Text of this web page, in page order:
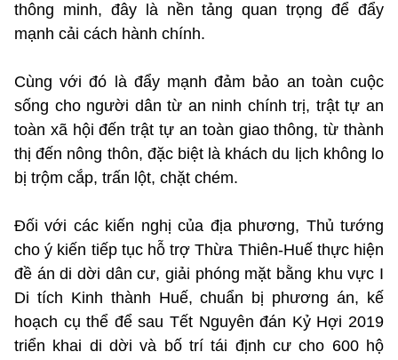
thông minh, đây là nền tảng quan trọng để đẩy
mạnh cải cách hành chính.
Cùng với đó là đẩy mạnh đảm bảo an toàn cuộc
sống cho người dân từ an ninh chính trị, trật tự an
toàn xã hội đến trật tự an toàn giao thông, từ thành
thị đến nông thôn, đặc biệt là khách du lịch không lo
bị trộm cắp, trấn lột, chặt chém.
Đối với các kiến nghị của địa phương, Thủ tướng
cho ý kiến tiếp tục hỗ trợ Thừa Thiên-Huế thực hiện
đề án di dời dân cư, giải phóng mặt bằng khu vực I
Di tích Kinh thành Huế, chuẩn bị phương án, kế
hoạch cụ thể để sau Tết Nguyên đán Kỷ Hợi 2019
triển khai di dời và bố trí tái định cư cho 600 hộ